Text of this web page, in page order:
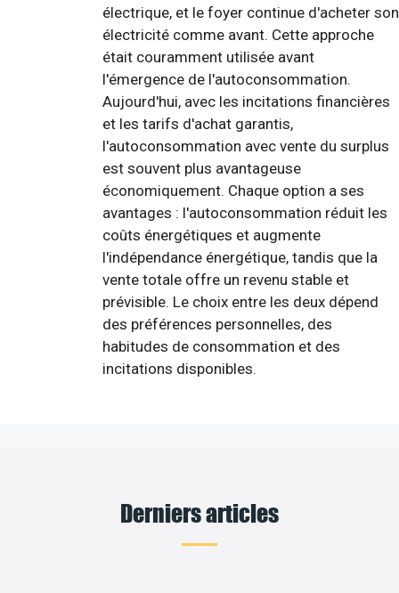
électrique, et le foyer continue d'acheter son
électricité comme avant. Cette approche
était couramment utilisée avant
l'émergence de l'autoconsommation.
Aujourd'hui, avec les incitations financières
et les tarifs d'achat garantis,
l'autoconsommation avec vente du surplus
est souvent plus avantageuse
économiquement. Chaque option a ses
avantages : l'autoconsommation réduit les
coûts énergétiques et augmente
l'indépendance énergétique, tandis que la
vente totale offre un revenu stable et
prévisible. Le choix entre les deux dépend
des préférences personnelles, des
habitudes de consommation et des
incitations disponibles.
Derniers articles